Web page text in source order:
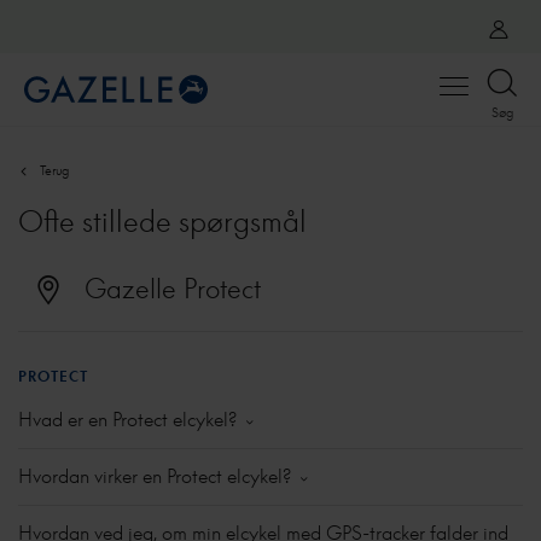
Open
Søg
Terug
Ofte stillede spørgsmål
Gazelle Protect
PROTECT
Hvad er en Protect elcykel?
elcykel er som standard udstyret med en indbygget
Hvordan virker en Protect elcykel?
Hvordan ved jeg, om min elcykel med GPS-tracker falder ind